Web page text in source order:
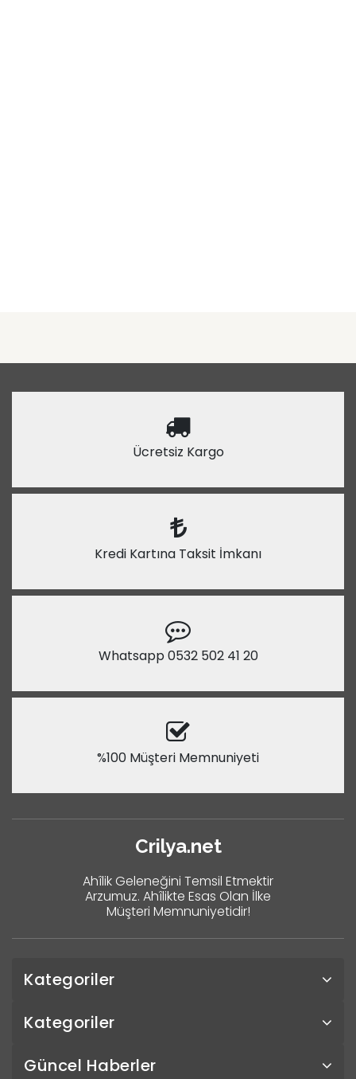
Ücretsiz Kargo
Kredi Kartına Taksit İmkanı
Whatsapp 0532 502 41 20
%100 Müşteri Memnuniyeti
Crilya.net
Ahîlik Geleneğini Temsil Etmektir
Arzumuz. Ahîlikte Esas Olan İlke
Müşteri Memnuniyetidir!
Kategoriler
Kategoriler
Güncel Haberler